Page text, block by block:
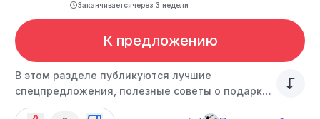
Заканчиваетсячерез 3 недели
К предложению
В этом разделе публикуются лучшие
спецпредложения, полезные советы о подарках,
интересные тесты, а также подборки